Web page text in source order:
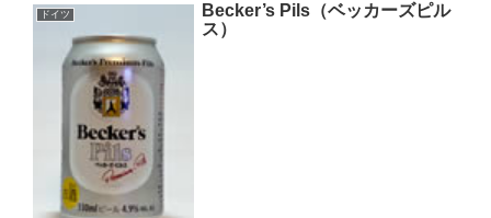
ドイツ
Becker’s Pils（ベッカーズピル
ス）